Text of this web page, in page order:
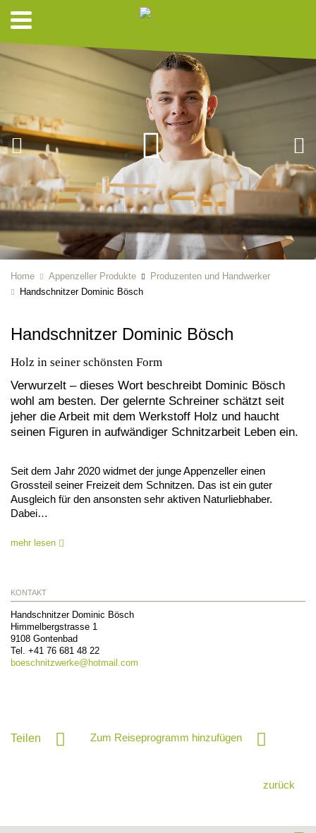
Home Appenzeller Produkte
Produzenten und Handwerker
Handschnitzer Dominic Bösch
Handschnitzer Dominic Bösch
Holz in seiner schönsten Form
Verwurzelt – dieses Wort beschreibt Dominic Bösch
wohl am besten. Der gelernte Schreiner schätzt seit
jeher die Arbeit mit dem Werkstoff Holz und haucht
seinen Figuren in aufwändiger Schnitzarbeit Leben ein.
Seit dem Jahr 2020 widmet der junge Appenzeller einen
Grossteil seiner Freizeit dem Schnitzen. Das ist ein guter
Ausgleich für den ansonsten sehr aktiven Naturliebhaber.
Dabei…
mehr lesen
KONTAKT
Handschnitzer Dominic Bösch
Himmelbergstrasse 1
9108 Gontenbad
Tel. +41 76 681 48 22
boeschnitzwerke@hotmail.com
Teilen Zum Reiseprogramm hinzufügen
zurück